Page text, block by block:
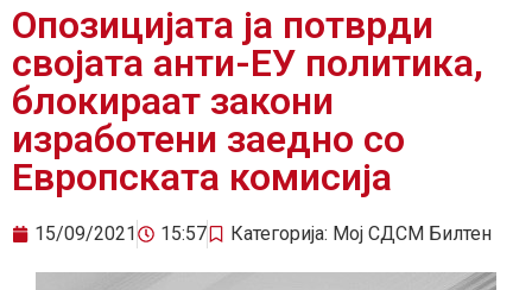
Опозицијата ја потврди
својата анти-ЕУ политика,
блокираат закони
изработени заедно со
Европската комисија
15/09/2021 15:57 Категорија: Мој СДСМ Билтен